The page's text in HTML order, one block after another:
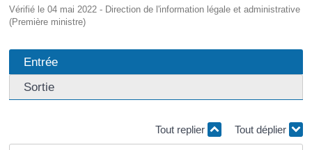
Vérifié le 04 mai 2022 - Direction de l'information légale et administrative
(Première ministre)
Entrée
Sortie
Tout replier Tout déplier